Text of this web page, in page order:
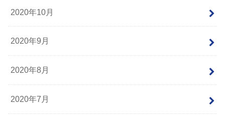
2020年10月
2020年9月
2020年8月
2020年7月